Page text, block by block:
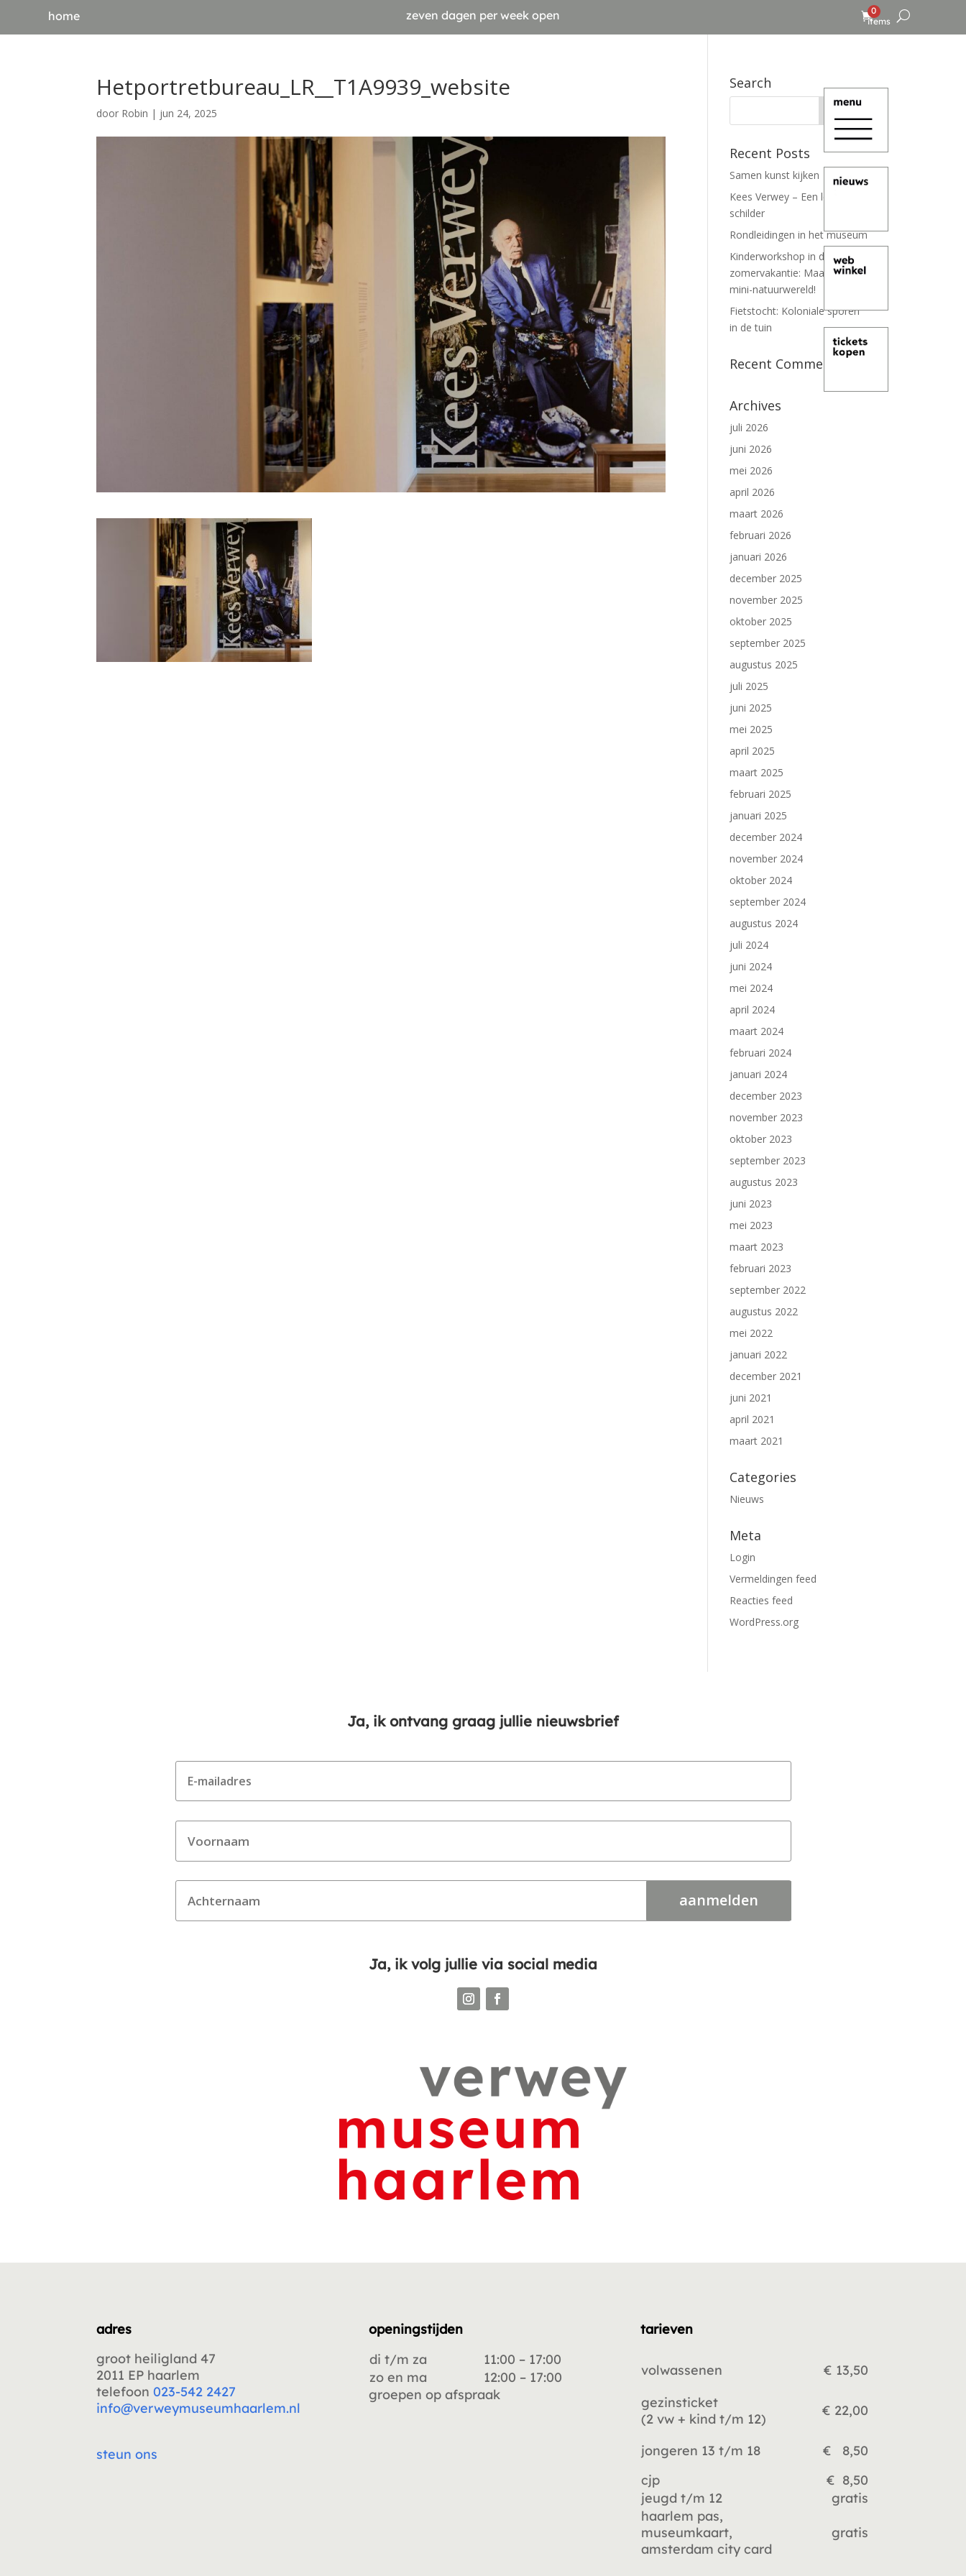
home zeven dagen per week open
0
items
Hetportretbureau_LR__T1A9939_website
door Robin | jun 24, 2025
Search
Recent Posts
Samen kunst kijken
Kees Verwey – Een leven lang
schilder
Rondleidingen in het museum
Kinderworkshop in de
zomervakantie: Maak je eigen
mini-natuurwereld!
Fietstocht: Koloniale sporen
in de tuin
Recent Comments
Archives
juli 2026
juni 2026
mei 2026
april 2026
maart 2026
februari 2026
januari 2026
december 2025
november 2025
oktober 2025
september 2025
augustus 2025
juli 2025
juni 2025
mei 2025
april 2025
maart 2025
februari 2025
januari 2025
december 2024
november 2024
oktober 2024
september 2024
augustus 2024
juli 2024
juni 2024
mei 2024
april 2024
maart 2024
februari 2024
januari 2024
december 2023
november 2023
oktober 2023
september 2023
augustus 2023
juni 2023
mei 2023
maart 2023
februari 2023
september 2022
augustus 2022
mei 2022
januari 2022
december 2021
juni 2021
april 2021
maart 2021
Categories
Nieuws
Meta
Login
Vermeldingen feed
Reacties feed
WordPress.org
Ja, ik ontvang graag jullie nieuwsbrief
aanmelden
Ja, ik volg jullie via social media
adres
groot heiligland 47
2011 EP haarlem
telefoon023-542 2427
info@verweymuseumhaarlem.nl
steun ons
openingstijden
di t/m za
11:00 – 17:00
zo en ma
12:00 – 17:00
groepen op afspraak
tarieven
volwassenen
€ 13,50
gezinsticket
(2 vw + kind t/m 12)
€ 22,00
jongeren 13 t/m 18
€ 8,50
cjp
€ 8,50
jeugd t/m 12
gratis
haarlem pas,
museumkaart,
amsterdam city card
gratis